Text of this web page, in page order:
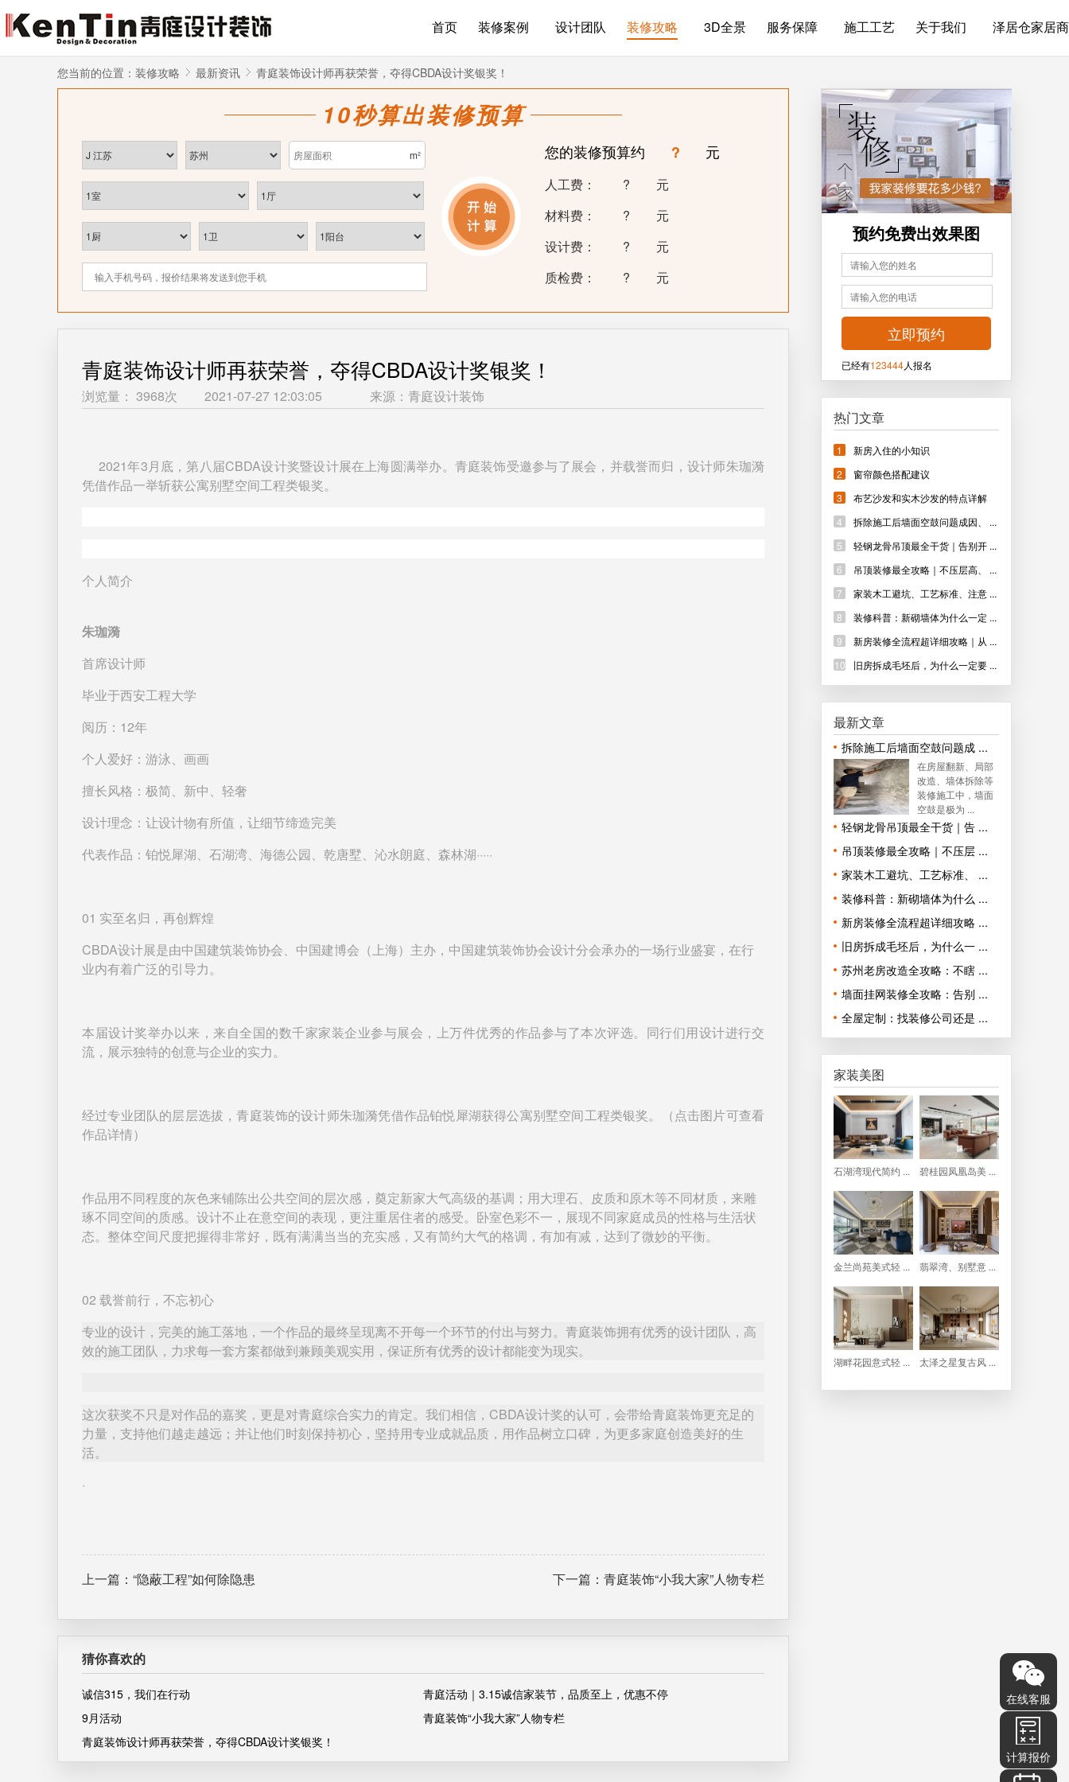
首页 装修案例 设计团队 装修攻略 3D全景 服务保障 施工工艺 关于我们 泽居仓家居
您当前的位置： 装修攻略 最新资讯 青庭装饰设计师再获荣誉，夺得CBDA设计奖银奖！
10秒算出装修预算
m² 您的装修预算约 ? 元
人工费： ?
元
材料费：
?
元
设计费：
?
元
质检费：
? 元
青庭装饰设计师再获荣誉，夺得CBDA设计奖银奖！
浏览量： 3968次 2021-07-27 12:03:05 来源：青庭设计装饰
2021年3月底，第八届CBDA设计奖暨设计展在上海圆满举办。青庭装饰受邀参与了展会，并载誉而归，设计师朱珈漪
凭借作品一举斩获公寓别墅空间工程类银奖。
个人简介
朱珈漪
首席设计师
毕业于西安工程大学
阅历： 12年
个人爱好：游泳、画画
擅长风格：极简、新中、轻奢
设计理念：让设计物有所值，让细节缔造完美
代表作品：铂悦犀湖、石湖湾、海德公园、乾唐墅、沁水朗庭、森林湖·····
01 实至名归，再创辉煌
CBDA设计展是由中国建筑装饰协会、中国建博会（上海）主办，中国建筑装饰协会设计分会承办的一场行业盛宴，在行
业内有着广泛的引导力。
本届设计奖举办以来，来自全国的数千家家装企业参与展会，上万件优秀的作品参与了本次评选。同行们用设计进行交
流，展示独特的创意与企业的实力。
经过专业团队的层层选拔，青庭装饰的设计师朱珈漪凭借作品铂悦犀湖获得公寓别墅空间工程类银奖。（点击图片可查看
作品详情）
作品用不同程度的灰色来铺陈出公共空间的层次感，奠定新家大气高级的基调；用大理石、皮质和原木等不同材质，来雕
琢不同空间的质感。设计不止在意空间的表现，更注重居住者的感受。卧室色彩不一，展现不同家庭成员的性格与生活状
态。整体空间尺度把握得非常好，既有满满当当的充实感，又有简约大气的格调，有加有减，达到了微妙的平衡。
02 载誉前行，不忘初心
专业的设计，完美的施工落地，一个作品的最终呈现离不开每一个环节的付出与努力。青庭装饰拥有优秀的设计团队，高
效的施工团队，力求每一套方案都做到兼顾美观实用，保证所有优秀的设计都能变为现实。
这次获奖不只是对作品的嘉奖，更是对青庭综合实力的肯定。我们相信， CBDA设计奖的认可，会带给青庭装饰更充足的
力量，支持他们越走越远；并让他们时刻保持初心，坚持用专业成就品质，用作品树立口碑，为更多家庭创造美好的生
活。
·
上一篇：“隐蔽工程”如何除隐患 下一篇：青庭装饰“小我大家”人物专栏
猜你喜欢的
诚信315，我们在行动
青庭活动｜3.15诚信家装节，品质至上，优惠不停
9月活动
青庭装饰“小我大家”人物专栏
青庭装饰设计师再获荣誉，夺得CBDA设计奖银奖！
预约免费出效果图
已经有123444人报名
热门文章
1
新房入住的小知识
2
窗帘颜色搭配建议
3
布艺沙发和实木沙发的特点详解
4
拆除施工后墙面空鼓问题成因、 ...
5
轻钢龙骨吊顶最全干货｜告别开 ...
6
吊顶装修最全攻略｜不压层高、 ...
7
家装木工避坑、工艺标准、注意 ...
8
装修科普：新砌墙体为什么一定 ...
9
新房装修全流程超详细攻略｜从 ...
10
旧房拆成毛坯后，为什么一定要 ...
最新文章
拆除施工后墙面空鼓问题成 ...
在房屋翻新、局部
改造、墙体拆除等
装修施工中，墙面
空鼓是极为 ...
轻钢龙骨吊顶最全干货｜告 ...
吊顶装修最全攻略｜不压层 ...
家装木工避坑、工艺标准、 ...
装修科普：新砌墙体为什么 ...
新房装修全流程超详细攻略 ...
旧房拆成毛坯后，为什么一 ...
苏州老房改造全攻略：不瞎 ...
墙面挂网装修全攻略：告别 ...
全屋定制：找装修公司还是 ...
家装美图
石湖湾现代简约 ... 碧桂园凤凰岛美 ...
金兰尚苑美式轻 ... 翡翠湾、别墅意 ...
湖畔花园意式轻 ... 太泽之星复古风 ...
在线客服
计算报价